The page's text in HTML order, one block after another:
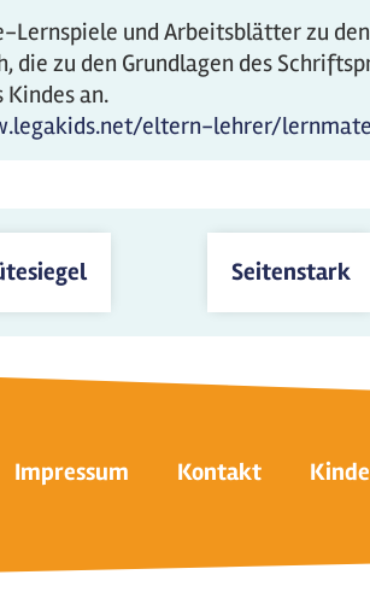
Lernspiele und Arbeitsblätter zu
die zu den Grundlagen des
Kindes an.
eltern-lehrer/
Seitenstark
Impressum Kontakt